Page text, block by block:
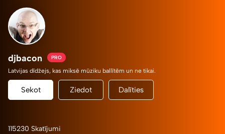
djbacon PRO
Latvijas dīdžejs, kas miksē mūziku ballītēm un ne tikai.
Sekot Ziedot Dalīties
115230 Skatījumi